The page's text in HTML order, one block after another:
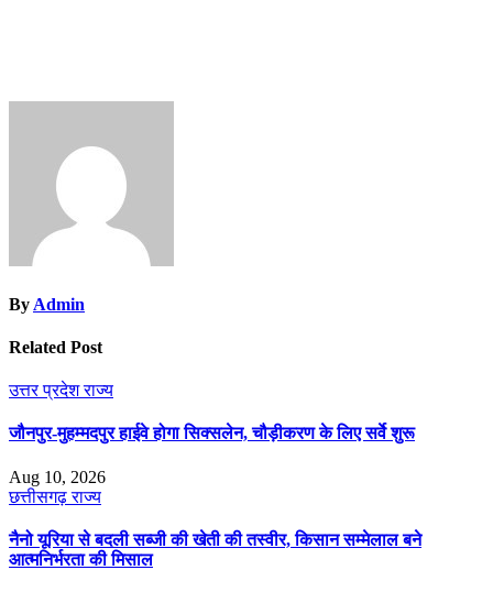
By Admin
Related Post
उत्तर प्रदेशराज्य
जौनपुर-मुहम्मदपुर हाईवे होगा सिक्सलेन, चौड़ीकरण के लिए सर्वे शुरू
Aug 10, 2026
छत्तीसगढ़राज्य
नैनो यूरिया से बदली सब्जी की खेती की तस्वीर, किसान सम्मेलाल बने
आत्मनिर्भरता की मिसाल